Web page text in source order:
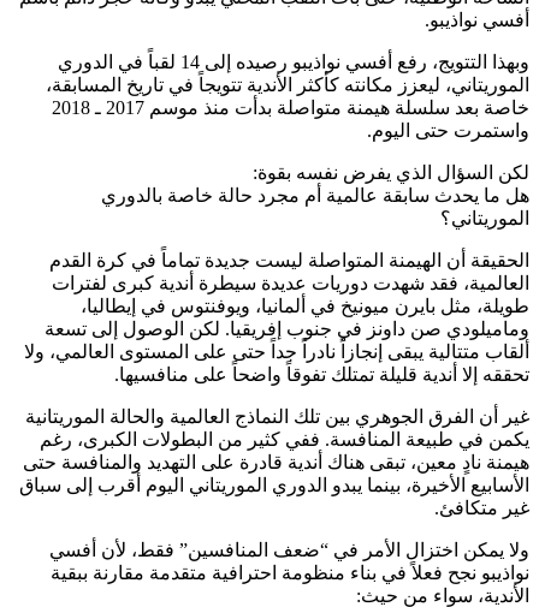
أفسي نواذيبو.
وبهذا التتويج، رفع أفسي نواذيبو رصيده إلى 14 لقباً في الدوري
الموريتاني، ليعزز مكانته كأكثر الأندية تتويجاً في تاريخ المسابقة،
خاصة بعد سلسلة هيمنة متواصلة بدأت منذ موسم 2017 ـ 2018
واستمرت حتى اليوم.
لكن السؤال الذي يفرض نفسه بقوة:
هل ما يحدث سابقة عالمية أم مجرد حالة خاصة بالدوري
الموريتاني؟
الحقيقة أن الهيمنة المتواصلة ليست جديدة تماماً في كرة القدم
العالمية، فقد شهدت دوريات عديدة سيطرة أندية كبرى لفترات
طويلة، مثل بايرن ميونيخ في ألمانيا، ويوفنتوس في إيطاليا،
وماميلودي صن داونز في جنوب إفريقيا. لكن الوصول إلى تسعة
ألقاب متتالية يبقى إنجازاً نادراً جداً حتى على المستوى العالمي، ولا
تحققه إلا أندية قليلة تمتلك تفوقاً واضحاً على منافسيها.
غير أن الفرق الجوهري بين تلك النماذج العالمية والحالة الموريتانية
يكمن في طبيعة المنافسة. ففي كثير من البطولات الكبرى، رغم
هيمنة نادٍ معين، تبقى هناك أندية قادرة على التهديد والمنافسة حتى
الأسابيع الأخيرة، بينما يبدو الدوري الموريتاني اليوم أقرب إلى سباق
غير متكافئ.
ولا يمكن اختزال الأمر في “ضعف المنافسين” فقط، لأن أفسي
نواذيبو نجح فعلاً في بناء منظومة احترافية متقدمة مقارنة ببقية
الأندية، سواء من حيث: